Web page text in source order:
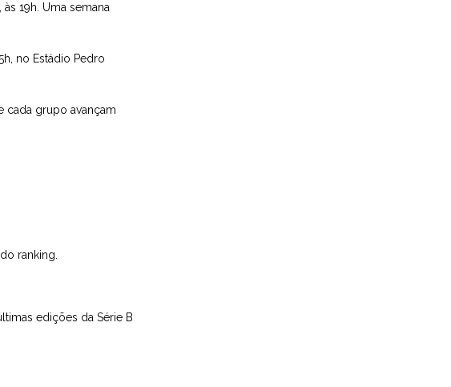
19h. Uma semana
no Estádio Pedro
cada grupo avançam
ranking.
edições da Série B